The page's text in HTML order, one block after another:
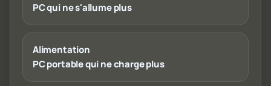
PC qui ne s'allume plus
Alimentation
PC portable qui ne charge plus